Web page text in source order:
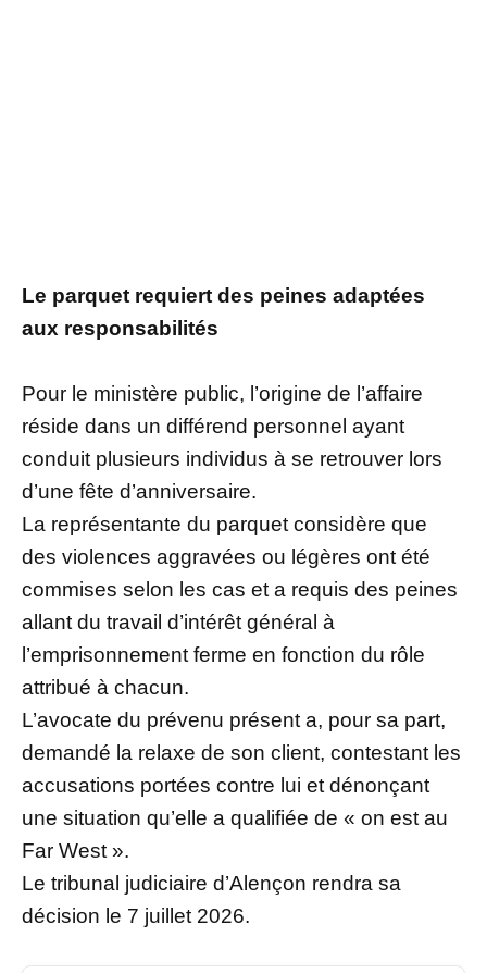
Le parquet requiert des peines adaptées
aux responsabilités
Pour le ministère public, l’origine de l’affaire
réside dans un différend personnel ayant
conduit plusieurs individus à se retrouver lors
d’une fête d’anniversaire.
La représentante du parquet considère que
des violences aggravées ou légères ont été
commises selon les cas et a requis des peines
allant du travail d’intérêt général à
l’emprisonnement ferme en fonction du rôle
attribué à chacun.
L’avocate du prévenu présent a, pour sa part,
demandé la relaxe de son client, contestant les
accusations portées contre lui et dénonçant
une situation qu’elle a qualifiée de « on est au
Far West ».
Le tribunal judiciaire d’Alençon rendra sa
décision le 7 juillet 2026.